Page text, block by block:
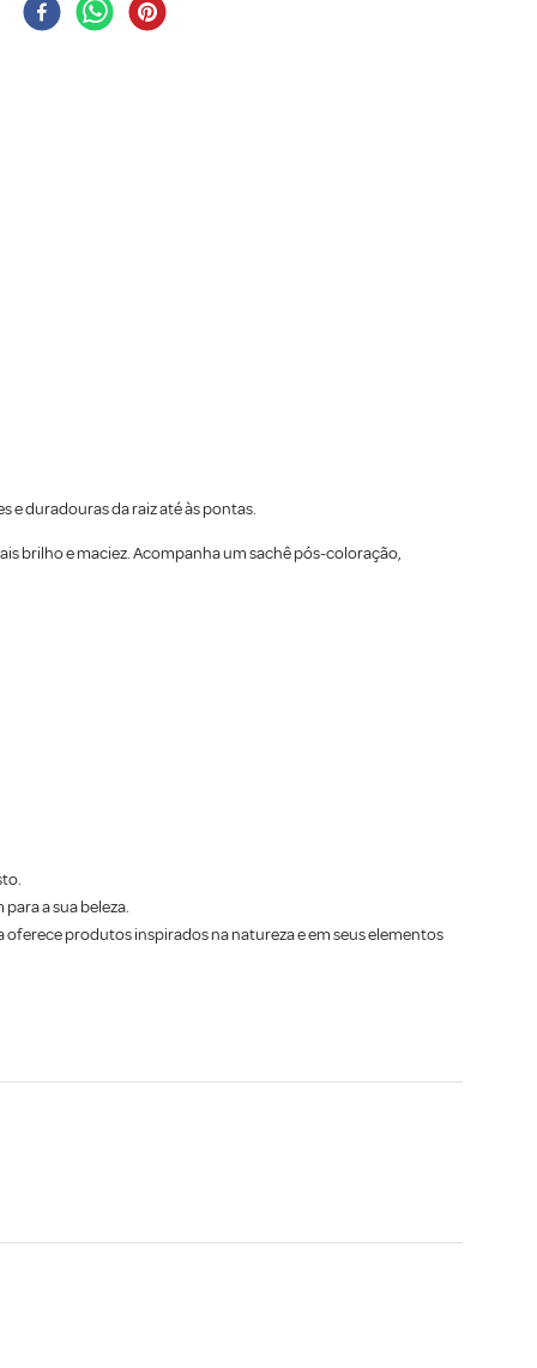
duradouras da raiz até às pontas.
brilho e maciez. Acompanha um sachê pós-coloração,
a sua beleza.
produtos inspirados na natureza e em seus elementos